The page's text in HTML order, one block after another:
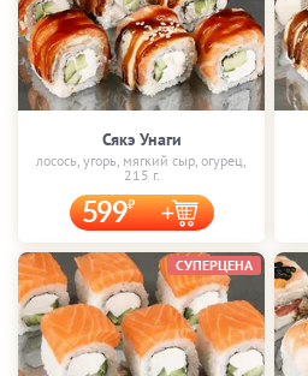
Сякэ Унаги
лосось, угорь, мягкий сыр, огурец,
215 г.
599
СУПЕРЦЕНА